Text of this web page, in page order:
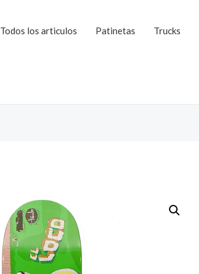
Todos los articulos Patinetas Trucks